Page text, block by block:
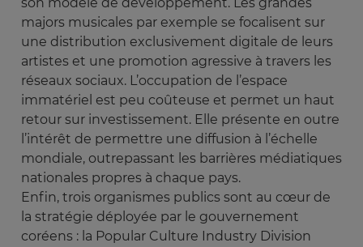
son modèle de développement. Les grandes
majors musicales par exemple se focalisent sur
une distribution exclusivement digitale de leurs
artistes et une promotion agressive à travers les
réseaux sociaux. L’occupation de l’espace
immatériel est peu coûteuse et permet un haut
retour sur investissement. Elle présente en outre
l’intérêt de permettre une diffusion à l’échelle
mondiale, outrepassant les barrières médiatiques
nationales propres à chaque pays.
Enfin, trois organismes publics sont au cœur de
la stratégie déployée par le gouvernement
coréens : la Popular Culture Industry Division